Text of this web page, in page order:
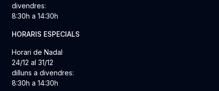
divendres:
8:30h a 14:30h
HORARIS ESPECIALS
Horari de Nadal
24/12 al 31/12
dilluns a divendres:
8:30h a 14:30h